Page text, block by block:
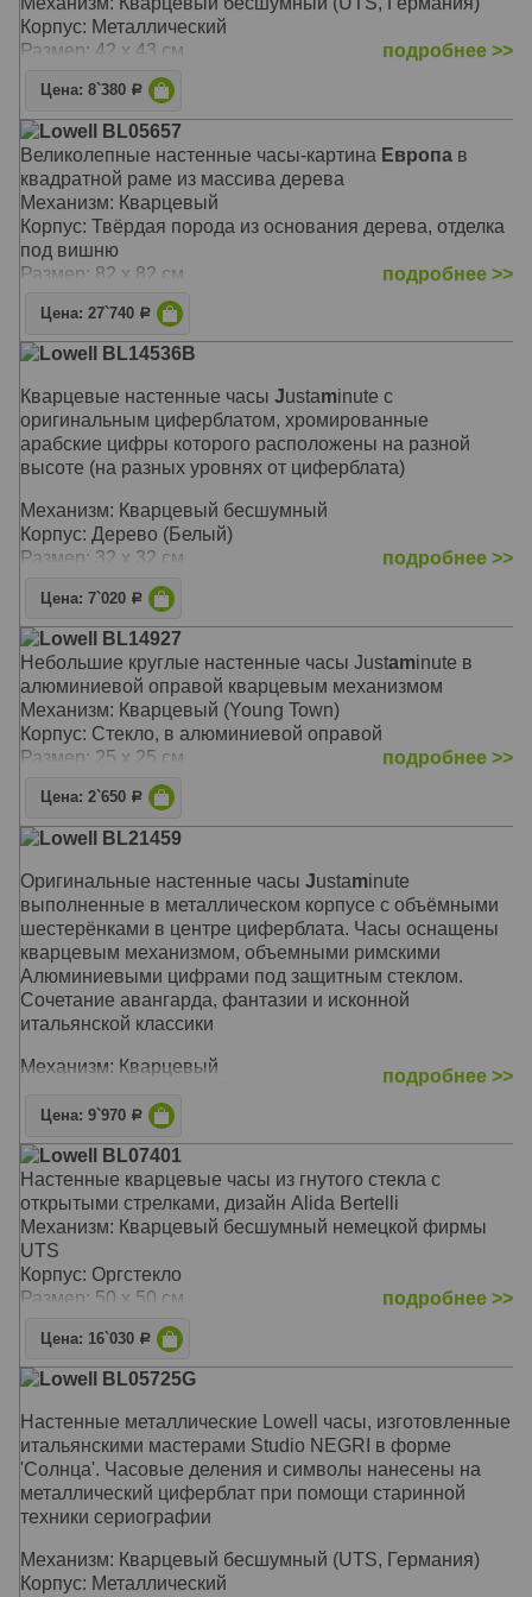
Корпус: Металлический
Размер: 42 х 43 см
подробнее >>
Цена: 8`380 Р
Lowell BL05657
Великолепные настенные часы-картина Европа в
квадратной раме из массива дерева
Механизм: Кварцевый
Корпус: Твёрдая порода из основания дерева, отделка
под вишню
Размер: 82 х 82 см
подробнее >>
Цена: 27`740 Р
Lowell BL14536B
Кварцевые настенные часы Justaminute с
оригинальным циферблатом, хромированные
арабские цифры которого расположены на разной
высоте (на разных уровнях от циферблата)
Механизм: Кварцевый бесшумный
Корпус: Дерево (Белый)
Размер: 32 х 32 см
подробнее >>
Цена: 7`020 Р
Lowell BL14927
Небольшие круглые настенные часы Justaminute в
алюминиевой оправой кварцевым механизмом
Механизм: Кварцевый (Young Town)
Корпус: Cтекло, в алюминиевой оправой
Размер: 25 x 25 см
подробнее >>
Цена: 2`650 Р
Lowell BL21459
Оригинальные настенные часы Justaminute
выполненные в металлическом корпусе с объёмными
шестерёнками в центре циферблата. Часы оснащены
кварцевым механизмом, объемными римскими
Алюминиевыми цифрами под защитным стеклом.
Сочетание авангарда, фантазии и исконной
итальянской классики
Механизм: Кварцевый
Размер: 45 х 45 см
подробнее >>
Цена: 9`970 Р
Lowell BL07401
Настенные кварцевые часы из гнутого стекла c
открытыми стрелками, дизайн Alida Bertelli
Механизм: Кварцевый бесшумный немецкой фирмы
UTS
Корпус: Оргстекло
Размер: 50 х 50 см
подробнее >>
Цена: 16`030 Р
Lowell BL05725G
Настенные металлические Lowell часы, изготовленные
итальянскими мастерами Studio NEGRI в форме
'Солнца'. Часовые деления и символы нанесены на
металлический циферблат при помощи старинной
техники сериографии
Механизм: Кварцевый бесшумный (UTS, Германия)
Корпус: Металлический